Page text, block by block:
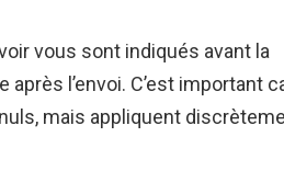
vous sont indiqués avant la
l’envoi. C’est important
mais appliquent